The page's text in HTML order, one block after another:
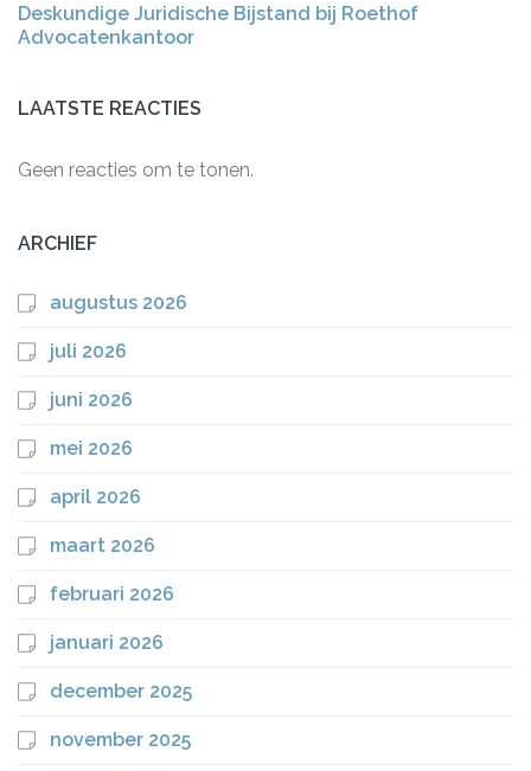
Deskundige Juridische Bijstand bij Roethof
Advocatenkantoor
LAATSTE REACTIES
Geen reacties om te tonen.
ARCHIEF
augustus 2026
juli 2026
juni 2026
mei 2026
april 2026
maart 2026
februari 2026
januari 2026
december 2025
november 2025